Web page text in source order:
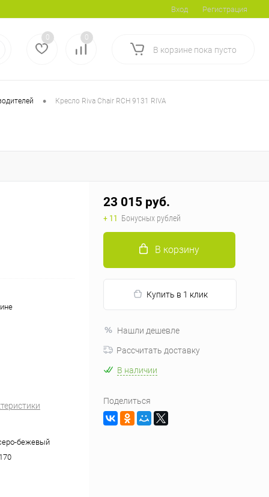
Вход Регистрация
0 0
В корзине пока пусто
• Кресло Riva Chair RCH 9131 RIVA
бежевый
23 015 руб.
+ 11 Бонусных рублей
В корзину
Купить в 1 клик
Нашли дешевле
Рассчитать доставку
В наличии
Поделиться